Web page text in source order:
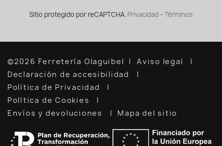
Sitio protegido por reCAPTCHA. Privacidad - Términos
©2026 Ferretería Olaguibel
Aviso legal
Declaración de accesibilidad
Política de Privacidad
Política de Cookies
Envíos y devoluciones
Mapa del sitio